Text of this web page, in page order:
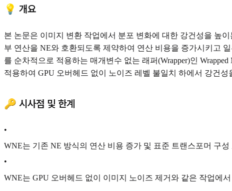
💡 개요
본 논문은 이미지 변환 작업에서 분포 변화에 대한 강건성을 높
부 연산을 NE와 호환되도록 제약하여 연산 비용을 증가시키고
를 순차적으로 적용하는 매개변수 없는 래퍼(Wrapper)인
적용하여 GPU 오버헤드 없이 노이즈 레벨 불일치 하에서 강건성
🔑 시사점 및 한계
•
WNE는 기존 NE 방식의 연산 비용 증가 및 표준 트랜스포머 구
•
WNE는 GPU 오버헤드 없이 이미지 노이즈 제거와 같은 작업에